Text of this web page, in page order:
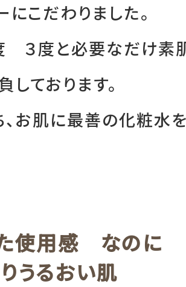
にこだわりました。
３度と必要なだけ素
ております。
肌に最善の化粧水を
た使用感 なのに
うるおい肌